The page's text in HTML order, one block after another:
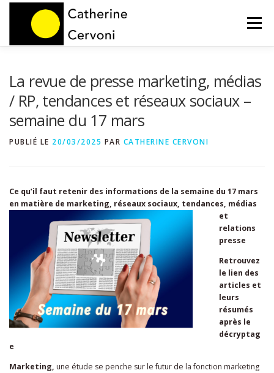
Aller
Menu
A PROPOS CONTACT
La revue de presse marketing, médias
/ RP, tendances et réseaux sociaux –
semaine du 17 mars
PUBLIÉ LE 20/03/2025 PAR CATHERINE CERVONI
Ce qu’il faut retenir des informations de la semaine du 17 mars
en matière de marketing, réseaux sociaux, tendances, médias
et
relations
presse
Retrouvez
le lien des
articles et
leurs
résumés
après le
décryptag
e
Marketing, une étude se penche sur le futur de la fonction marketing